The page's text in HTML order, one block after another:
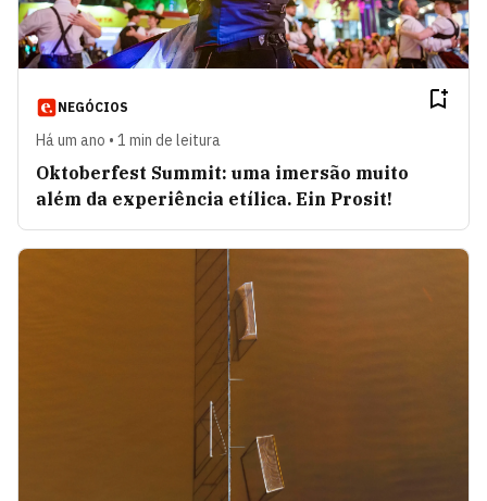
NEGÓCIOS
Há um ano • 1 min de leitura
Oktoberfest Summit: uma imersão muito
além da experiência etílica. Ein Prosit!